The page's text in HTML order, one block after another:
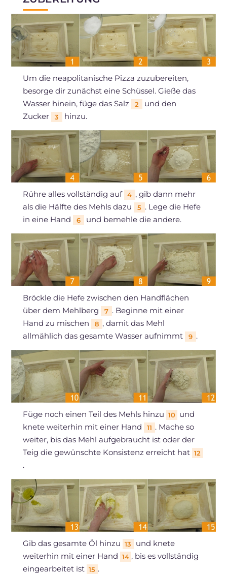
Um die neapolitanische Pizza zuzubereiten,
besorge dir zunächst eine Schüssel. Gieße das
Wasser hinein, füge das Salz
2
und den
Zucker
3 hinzu.
Rühre alles vollständig auf 4 , gib dann mehr
als die Hälfte des Mehls dazu
5 . Lege die Hefe
in eine Hand
6 und bemehle die andere.
Bröckle die Hefe zwischen den Handflächen
über dem Mehlberg
7 . Beginne mit einer
Hand zu mischen
8 , damit das Mehl
allmählich das gesamte Wasser aufnimmt
9 .
Füge noch einen Teil des Mehls hinzu 10 und
knete weiterhin mit einer Hand
11 . Mache so
weiter, bis das Mehl aufgebraucht ist oder der
Teig die gewünschte Konsistenz erreicht hat 12
.
Gib das gesamte Öl hinzu 13
und knete
weiterhin mit einer Hand 14 , bis es vollständig
eingearbeitet ist 15 .